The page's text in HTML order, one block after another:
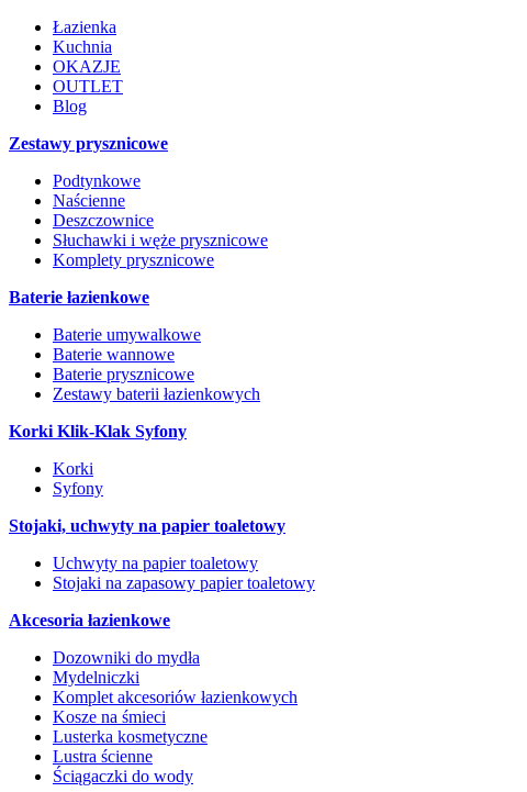
Łazienka
Kuchnia
OKAZJE
OUTLET
Blog
Zestawy prysznicowe
Podtynkowe
Naścienne
Deszczownice
Słuchawki i węże prysznicowe
Komplety prysznicowe
Baterie łazienkowe
Baterie umywalkowe
Baterie wannowe
Baterie prysznicowe
Zestawy baterii łazienkowych
Korki Klik-Klak Syfony
Korki
Syfony
Stojaki, uchwyty na papier toaletowy
Uchwyty na papier toaletowy
Stojaki na zapasowy papier toaletowy
Akcesoria łazienkowe
Dozowniki do mydła
Mydelniczki
Komplet akcesoriów łazienkowych
Kosze na śmieci
Lusterka kosmetyczne
Lustra ścienne
Ściągaczki do wody